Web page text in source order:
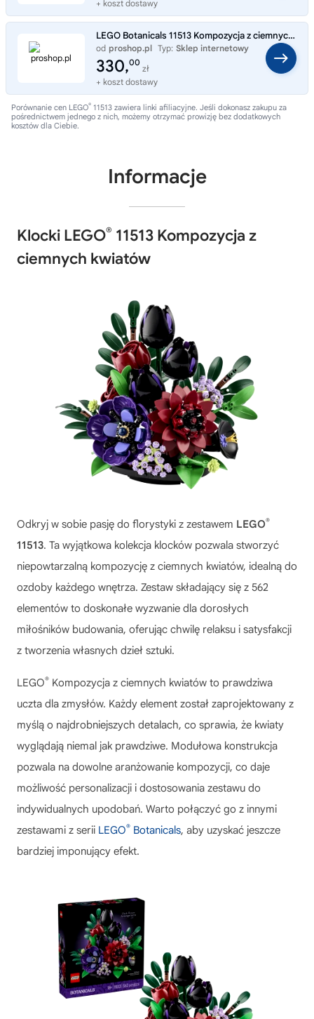
+ koszt dostawy
LEGO Botanicals 11513 Kompozycja z ciemnych kwiatów
od proshop.pl Typ: Sklep internetowy
330,00
zł
+ koszt dostawy
Porównanie cen LEGO® 11513 zawiera linki afiliacyjne. Jeśli dokonasz zakupu za
pośrednictwem jednego z nich, możemy otrzymać prowizję bez dodatkowych
kosztów dla Ciebie.
Informacje
Klocki LEGO® 11513 Kompozycja z
ciemnych kwiatów
Odkryj w sobie pasję do florystyki z zestawem LEGO®
11513. Ta wyjątkowa kolekcja klocków pozwala stworzyć
niepowtarzalną kompozycję z ciemnych kwiatów, idealną do
ozdoby każdego wnętrza. Zestaw składający się z 562
elementów to doskonałe wyzwanie dla dorosłych
miłośników budowania, oferując chwilę relaksu i satysfakcji
z tworzenia własnych dzieł sztuki.
LEGO® Kompozycja z ciemnych kwiatów to prawdziwa
uczta dla zmysłów. Każdy element został zaprojektowany z
myślą o najdrobniejszych detalach, co sprawia, że kwiaty
wyglądają niemal jak prawdziwe. Modułowa konstrukcja
pozwala na dowolne aranżowanie kompozycji, co daje
możliwość personalizacji i dostosowania zestawu do
indywidualnych upodobań. Warto połączyć go z innymi
zestawami z serii LEGO® Botanicals, aby uzyskać jeszcze
bardziej imponujący efekt.